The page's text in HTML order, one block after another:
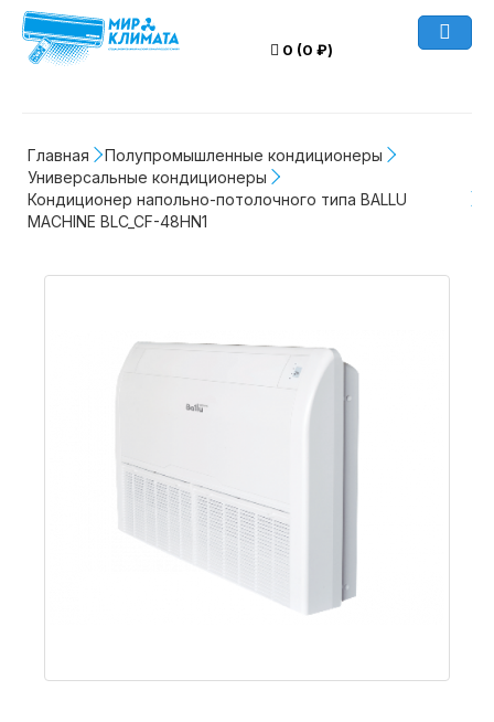
0 (0 ₽)
Главная
Полупромышленные кондиционеры
Универсальные кондиционеры
Кондиционер напольно-потолочного типа BALLU
MACHINE BLC_CF-48HN1